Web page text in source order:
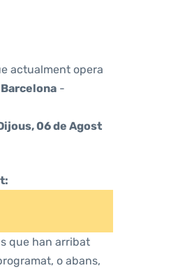
actualment opera
Barcelona -
06 de Agost
que han arribat
o abans,